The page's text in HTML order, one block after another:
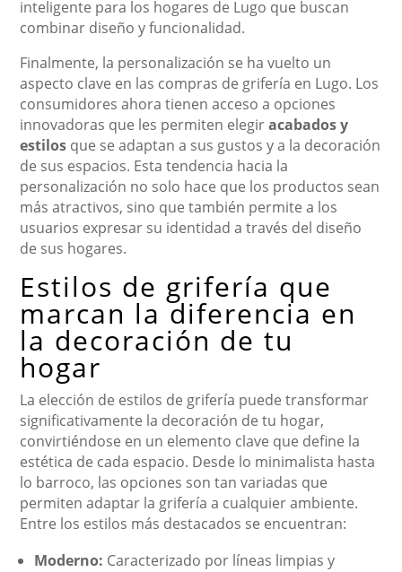
inteligente para los hogares de Lugo que buscan
combinar diseño y funcionalidad.
Finalmente, la personalización se ha vuelto un
aspecto clave en las compras de grifería en Lugo. Los
consumidores ahora tienen acceso a opciones
innovadoras que les permiten elegiracabados y
estilos que se adaptan a sus gustos y a la decoración
de sus espacios. Esta tendencia hacia la
personalización no solo hace que los productos sean
más atractivos, sino que también permite a los
usuarios expresar su identidad a través del diseño
de sus hogares.
Estilos de grifería que
marcan la diferencia en
la decoración de tu
hogar
La elección de estilos de grifería puede transformar
significativamente la decoración de tu hogar,
convirtiéndose en un elemento clave que define la
estética de cada espacio. Desde lo minimalista hasta
lo barroco, las opciones son tan variadas que
permiten adaptar la grifería a cualquier ambiente.
Entre los estilos más destacados se encuentran:
Moderno: Caracterizado por líneas limpias y